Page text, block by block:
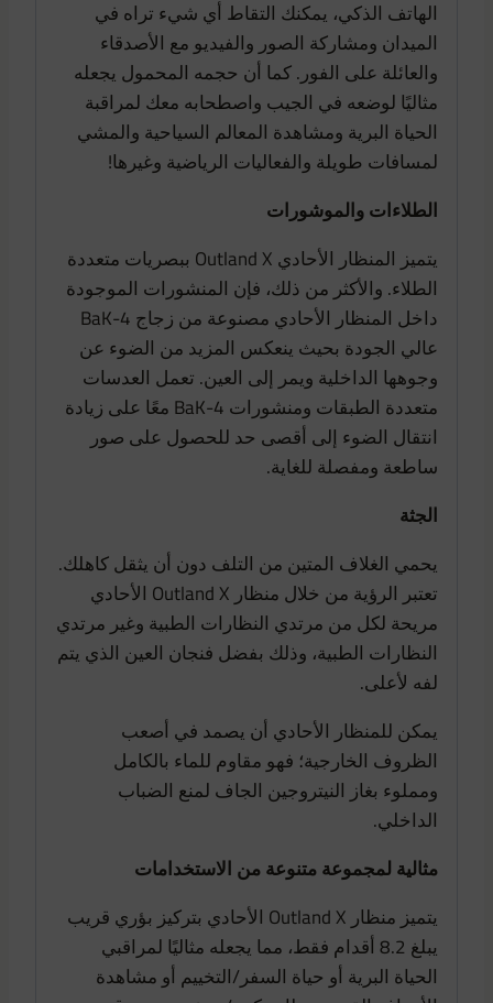
الهاتف الذكي، يمكنك التقاط أي شيء تراه في
الميدان ومشاركة الصور والفيديو مع الأصدقاء
والعائلة على الفور. كما أن حجمه المحمول يجعله
مثاليًا لوضعه في الجيب واصطحابه معك لمراقبة
الحياة البرية ومشاهدة المعالم السياحية والمشي
لمسافات طويلة والفعاليات الرياضية وغيرها!
الطلاءات والموشورات
يتميز المنظار الأحادي Outland X ببصريات متعددة
الطلاء. والأكثر من ذلك، فإن المنشورات الموجودة
داخل المنظار الأحادي مصنوعة من زجاج BaK-4
عالي الجودة بحيث ينعكس المزيد من الضوء عن
وجوهها الداخلية ويمر إلى العين. تعمل العدسات
متعددة الطبقات ومنشورات BaK-4 معًا على زيادة
انتقال الضوء إلى أقصى حد للحصول على صور
ساطعة ومفصلة للغاية.
الجثة
يحمي الغلاف المتين من التلف دون أن يثقل كاهلك.
تعتبر الرؤية من خلال منظار Outland X الأحادي
مريحة لكل من مرتدي النظارات الطبية وغير مرتدي
النظارات الطبية، وذلك بفضل فنجان العين الذي يتم
لفه لأعلى.
يمكن للمنظار الأحادي أن يصمد في أصعب
الظروف الخارجية؛ فهو مقاوم للماء بالكامل
ومملوء بغاز النيتروجين الجاف لمنع الضباب
الداخلي.
مثالية لمجموعة متنوعة من الاستخدامات
يتميز منظار Outland X الأحادي بتركيز بؤري قريب
يبلغ 8.2 أقدام فقط، مما يجعله مثاليًا لمراقبي
الحياة البرية أو حياة السفر/التخييم أو مشاهدة